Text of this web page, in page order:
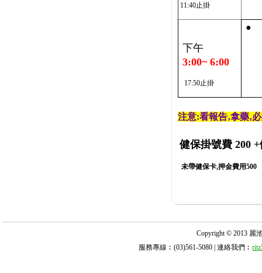
11:40止掛
下午
3:00~ 6:00
17:50止掛
●
注意:看報告‚拿藥‚
健保掛號費 200 +
未帶健保卡,押金費用500
Copyright © 2013 麗
服務專線︰(03)561-5080 | 連絡我們︰